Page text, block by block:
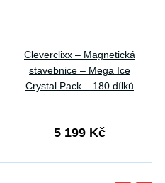
Cleverclixx – Magnetická
stavebnice – Mega Ice
Crystal Pack – 180 dílků
5 199 Kč